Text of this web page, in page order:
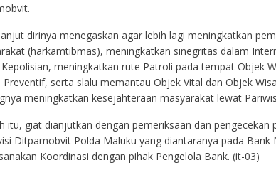
dirinya menegaskan agar lebih lagi meningkatkan
(harkamtibmas), meningkatkan sinegritas dalam
meningkatkan rute Patroli pada tempat Objek
Preventif, serta slalu memantau Objek Vital dan Objek
meningkatkan kesejahteraan masyarakat lewat
itu, giat dianjutkan dengan pemeriksaan dan
Ditpamobvit Polda Maluku yang diantaranya pada
Koordinasi dengan pihak Pengelola Bank. (it-03)